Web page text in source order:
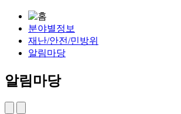
분야별정보
재난/안전/민방위
알림마당
알림마당